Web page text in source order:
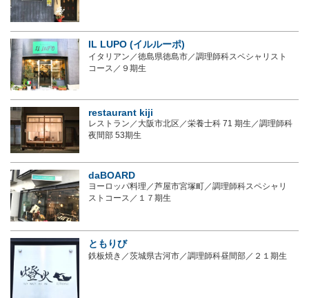
IL LUPO (イルルーポ)
イタリアン／徳島県徳島市／調理師科スペシャリスト
コース／９期生
restaurant kiji
レストラン／大阪市北区／栄養士科 71 期生／調理師科
夜間部 53期生
daBOARD
ヨーロッパ料理／芦屋市宮塚町／調理師科スペシャリ
ストコース／１７期生
ともりび
鉄板焼き／茨城県古河市／調理師科昼間部／２１期生